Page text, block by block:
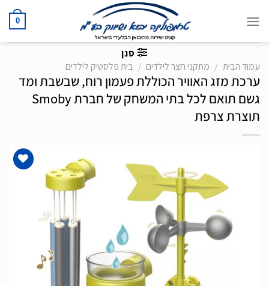
0
סנן
עמוד הבית
/ מתקני חצר לילדים / בית פלסטיק לילדים
ערכת מזג האוויר הכוללת פעמון רוח, שבשבת ומד
גשם תואם לכל בתי המשחק של חברת Smoby
תוצרת צרפת